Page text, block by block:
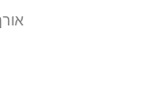
אורך